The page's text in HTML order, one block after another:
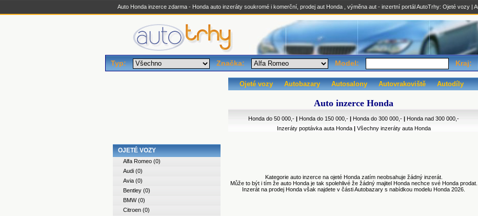
Auto Honda inzerce zdarma - Honda auto inzeráty soukromé i komerční, prodej aut Honda , výměna aut - inzertní portál AutoTrhy: Ojeté vozy |
Typ: Značka: Model: Kraj:
OJETÉ VOZY
Alfa Romeo(0)
Audi(0)
Avia(0)
Bentley(0)
BMW(0)
Citroen(0)
Ojeté vozy Autobazary Autosalony Autovrakoviště Autodíly
Auto inzerce Honda
Honda do 50 000,- | Honda do 150 000,- | Honda do 300 000,- | Honda nad 300 000,-
Inzeráty poptávka auta Honda| Všechny inzeráty auta Honda
Kategorie auto inzerce na ojeté Honda zatím neobsahuje žádný inzerát.
Může to být i tím že auto Honda je tak spolehlivé že žádný majitel Honda nechce své Honda prodat.
Inzerát na prodej Honda však najdete v části Autobazary s nabídkou modelu Honda 2026.